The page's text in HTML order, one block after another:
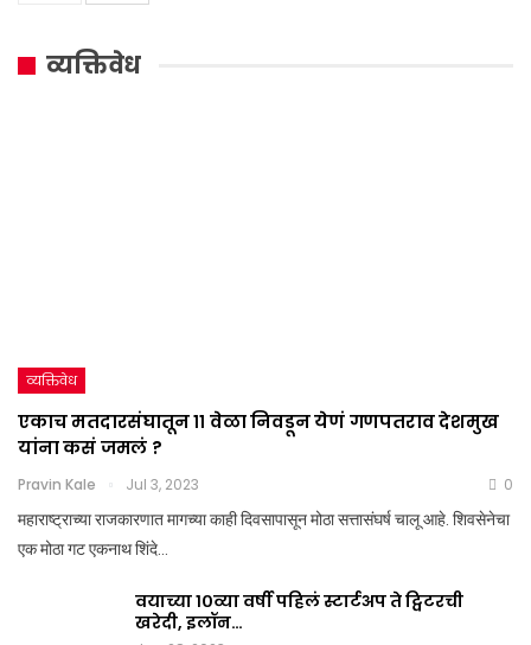
व्यक्तिवेध
व्यक्तिवेध
एकाच मतदारसंघातून ११ वेळा निवडून येणं गणपतराव देशमुख
यांना कसं जमलं ?
Pravin Kale Jul 3, 2023 0
महाराष्ट्राच्या राजकारणात मागच्या काही दिवसापासून मोठा सत्तासंघर्ष चालू आहे. शिवसेनेचा
एक मोठा गट एकनाथ शिंदे…
वयाच्या १०व्या वर्षी पहिलं स्टार्टअप ते ट्विटरची
खरेदी, इलॉन…